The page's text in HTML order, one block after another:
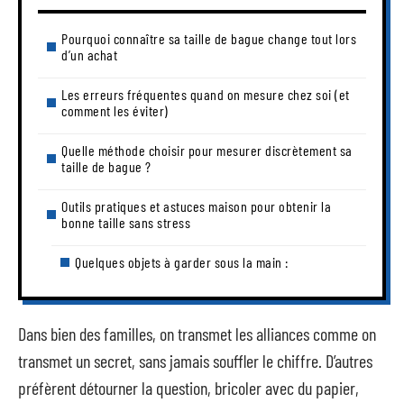
Pourquoi connaître sa taille de bague change tout lors
d’un achat
Les erreurs fréquentes quand on mesure chez soi (et
comment les éviter)
Quelle méthode choisir pour mesurer discrètement sa
taille de bague ?
Outils pratiques et astuces maison pour obtenir la
bonne taille sans stress
Quelques objets à garder sous la main :
Dans bien des familles, on transmet les alliances comme on
transmet un secret, sans jamais souffler le chiffre. D’autres
préfèrent détourner la question, bricoler avec du papier,